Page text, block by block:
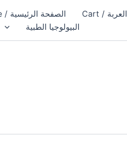
Home page / الصفحة الرئيسية Cart / العربة
البيولوجيا الطبية